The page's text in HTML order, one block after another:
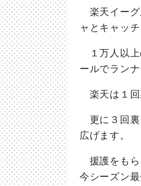
楽天イーグ
ャとキャッ
１万人以上
ールでラン
楽天は１回
更に３回裏
広げます。
援護をもら
今シーズン